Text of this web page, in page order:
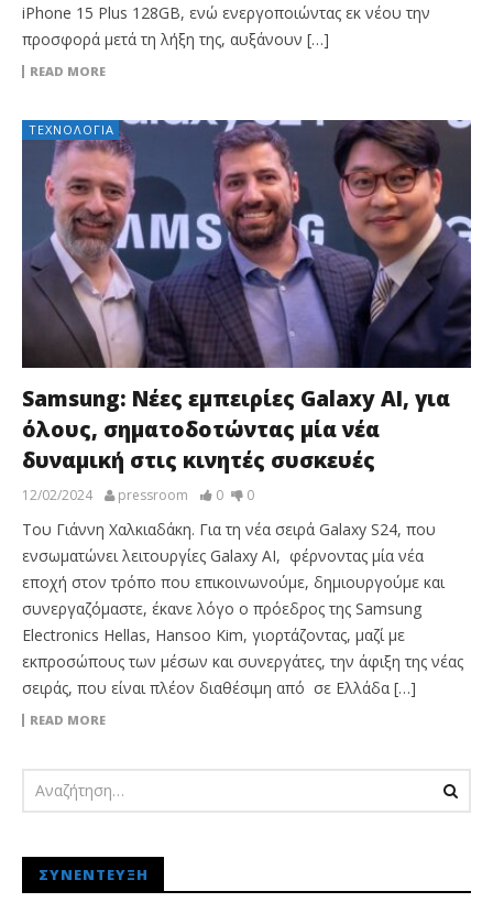
iPhone 15 Plus 128GB, ενώ ενεργοποιώντας εκ νέου την
προσφορά μετά τη λήξη της, αυξάνουν […]
READ MORE
ΤΕΧΝΟΛΟΓΊΑ
Samsung: Νέες εμπειρίες Galaxy AI, για
όλους, σηματοδοτώντας μία νέα
δυναμική στις κινητές συσκευές
12/02/2024 pressroom 0 0
Του Γιάννη Χαλκιαδάκη. Για τη νέα σειρά Galaxy S24, που
ενσωματώνει λειτουργίες Galaxy AI, φέρνοντας μία νέα
εποχή στον τρόπο που επικοινωνούμε, δημιουργούμε και
συνεργαζόμαστε, έκανε λόγο ο πρόεδρος της Samsung
Electronics Hellas, Hansoo Kim, γιορτάζοντας, μαζί με
εκπροσώπους των μέσων και συνεργάτες, την άφιξη της νέας
σειράς, που είναι πλέον διαθέσιμη από σε Ελλάδα […]
READ MORE
ΣΥΝΈΝΤΕΥΞΗ